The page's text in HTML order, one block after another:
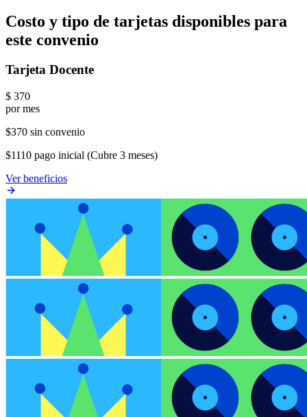
Costo y tipo de tarjetas disponibles para
este convenio
Tarjeta Docente
$ 370
por mes
$370 sin convenio
$1110 pago inicial (Cubre 3 meses)
Ver beneficios